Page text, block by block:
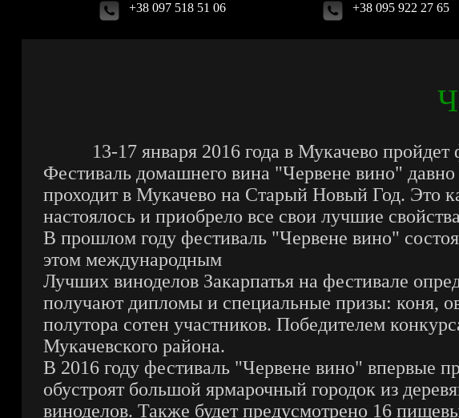
+38 097 518 51 06 +38 095 922 27 65
13-17 января 2016 года в Мукачево
Фестиваль домашнего вина "Червене вино" давно
проходит в Мукачево на Старый Новый Год. Это
настоялось и приобрело все свои лучшие
В прошлом году фестиваль "Червене вино"
этом международным
Лучших виноделов Закарпатья на фестивале
получают дипломы и специальные призы: коня,
полутора сотен участников. Победителем
Мукачевского района.
В 2016 году фестиваль "Червене вино" впервые
обустроят большой ярмарочный городок из
виноделов. Также будет предусмотрено 16